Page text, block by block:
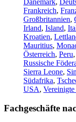
Frankreich,
Großbritannien,
Irland, Island,
Kroatien,
Mauritius,
Österreich, Peru,
Russische
Sierra Leone,
Südafrika,
USA,
Fachgeschäfte